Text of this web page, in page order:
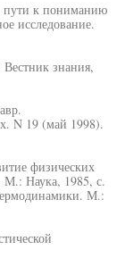
пути к пониманию
исследование.
знания,
N 19 (май 1998).
физических
М.: Наука, 1985, с.
М.: